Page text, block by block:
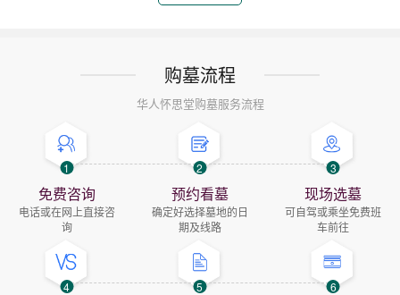
购墓流程
华人怀思堂购墓服务流程
1
免费咨询
电话或在网上直接咨
询
2
预约看墓
确定好选择墓地的日
期及线路
3
现场选墓
可自驾或乘坐免费班
车前往
4 5 6